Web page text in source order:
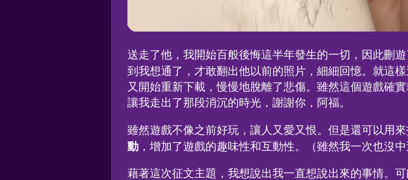
送走了他，我開始百般後悔這半年發生的一切，因此刪
到我想通了，才敢翻出他以前的照片，細細回憶。就這
又開始重新下載，慢慢地脫離了悲傷。雖然這個遊戲確
讓我走出了那段消沉的時光，謝謝你，阿福。
雖然遊戲不像之前好玩，讓人又愛又恨。但是還可以用
動，增加了遊戲的趣味性和互動性。（雖然我一次也沒中
藉著這次征文主題，我想說出我一直想說出來的事情。